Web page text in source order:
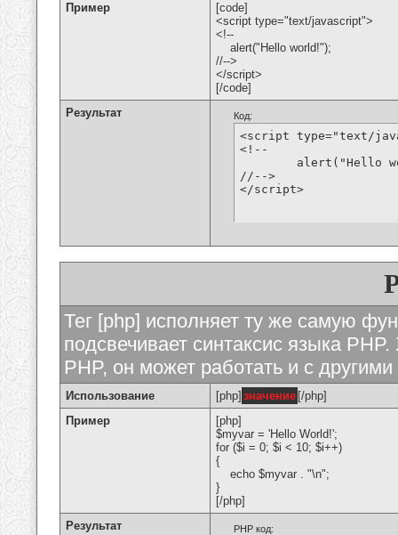
Пример
[code]
<script type="text/javascript">
<!--
alert("Hello world!");
//-->
</script>
[/code]
Результат
Код:
<script type="text/
<!--
//-->
</script>
Тег [php] исполняет ту же самую
подсвечивает синтаксис языка
PHP, он может работать и с
Использование [php] значение [/php]
Пример
[php]
$myvar = 'Hello World!';
for ($i = 0; $i < 10; $i++)
{
echo $myvar . "\n";
}
[/php]
Результат
PHP код: